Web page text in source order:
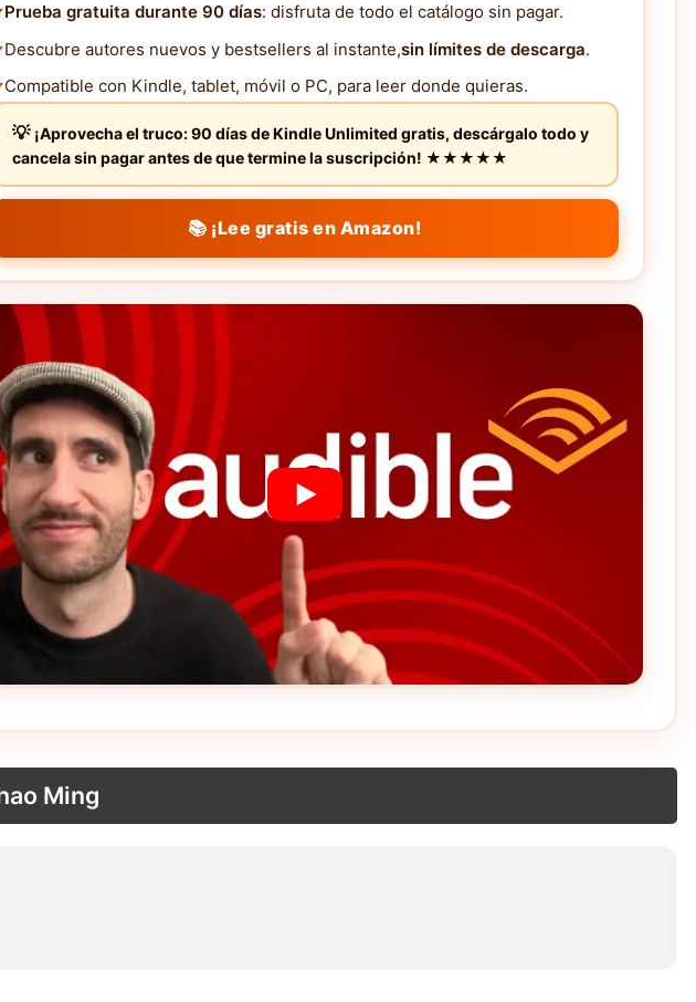
Prueba gratuita durante 90 días: disfruta de todo el catálogo sin pagar.
Descubre autores nuevos y bestsellers al instante,sin límites de descarga.
Compatible con Kindle, tablet, móvil o PC, para leer donde quieras.
¡Aprovecha el truco: 90 días de Kindle Unlimited gratis, descárgalo todo y
cancela sin pagar antes de que termine la suscripción! ★★★★★
📚 ¡Lee gratis en Amazon!
Ming